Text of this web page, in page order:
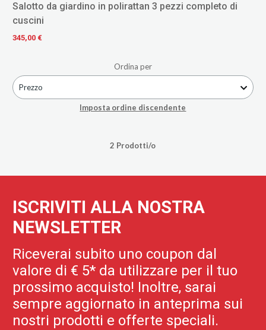
Salotto da giardino in polirattan 3 pezzi completo di
cuscini
345,00 €
Ordina per
Prezzo
Imposta ordine discendente
2 Prodotti/o
ISCRIVITI ALLA NOSTRA
NEWSLETTER
Riceverai subito uno coupon dal
valore di € 5* da utilizzare per il tuo
prossimo acquisto! Inoltre, sarai
sempre aggiornato in anteprima sui
nostri prodotti e offerte speciali.